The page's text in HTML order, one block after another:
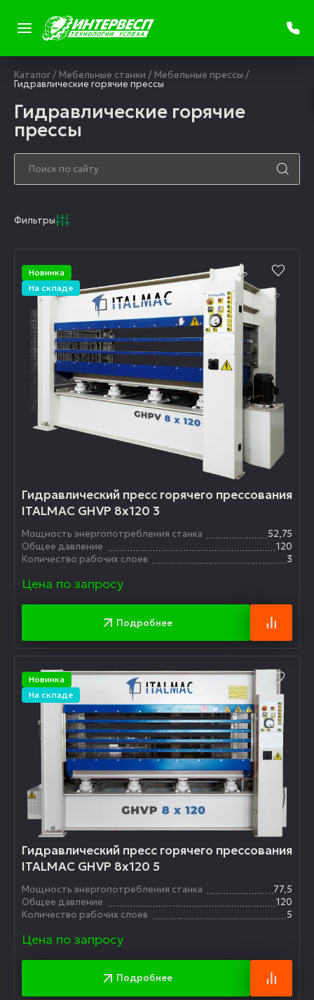
Каталог/ Мебельные станки / Мебельные прессы /
Гидравлические горячие прессы
Гидравлические горячие
прессы
Фильтры
Новинка
На складе
Гидравлический пресс горячего прессования
ITALMAC GHVP 8x120 3
Мощность энергопотребления станка
52,75
Общее давление
120
Количество рабочих слоев
3
Цена по запросу
Подробнее
Новинка
На складе
Гидравлический пресс горячего прессования
ITALMAC GHVP 8x120 5
Мощность энергопотребления станка
77,5
Общее давление
120
Количество рабочих слоев
5
Цена по запросу
Подробнее